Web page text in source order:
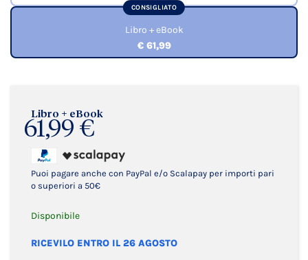
Libro + eBook
61,99 €
Puoi pagare anche con PayPal e/o Scalapay per importi pari
o superiori a 50€
Disponibile
RICEVILO ENTRO IL 26 AGOSTO
CONSIGLIATO
Libro + eBook
€ 61,99